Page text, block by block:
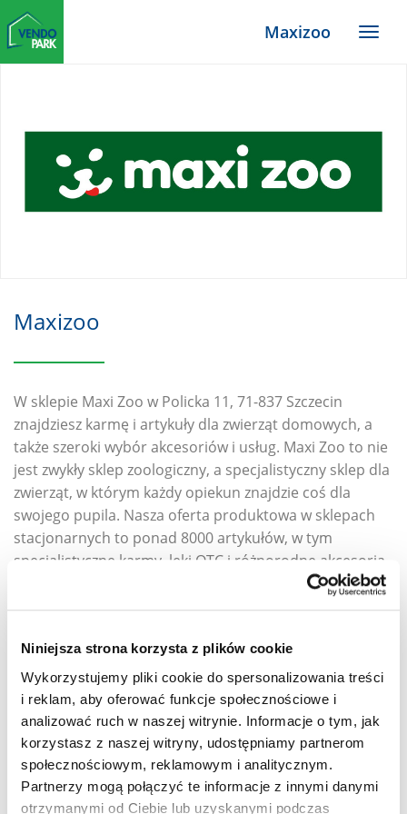
Niniejsza strona korzysta z plików cookie
Wykorzystujemy pliki cookie do spersonalizowania treści
i reklam, aby oferować funkcje społecznościowe i
analizować ruch w naszej witrynie. Informacje o tym, jak
korzystasz z naszej witryny, udostępniamy partnerom
społecznościowym, reklamowym i analitycznym.
Partnerzy mogą połączyć te informacje z innymi danymi
otrzymanymi od Ciebie lub uzyskanymi podczas
Zum
Haupt-
Inhalt
Menü
Maxizoo
Maxizoo
W sklepie Maxi Zoo w Policka 11, 71-837 Szczecin
znajdziesz karmę i artykuły dla zwierząt domowych, a
także szeroki wybór akcesoriów i usług. Maxi Zoo to nie
jest zwykły sklep zoologiczny, a specjalistyczny sklep dla
zwierząt, w którym każdy opiekun znajdzie coś dla
swojego pupila. Nasza oferta produktowa w sklepach
stacjonarnych to ponad 8000 artykułów, w tym
specjalistyczne karmy, leki OTC i różnorodne akcesoria
dla zwierząt. Zespół wykwalifikowanych pracowników
Maxi Zoo zawsze służy profesjonalną pomocą i
naszym sklepie internetowym i aplikacji Maxi Zoo.
Podkreślamy, że nie prowadzimy sprzedaży zwierząt,
ponieważ ograniczona powierzchnia sklepów nie
zapewnia im wystarczającego komfortu. Zachęcamy za
to do zakupów w towarzystwie czworonożnych
przyjaciół. Wprowadzamy regularne promocje i stały
5% rabat Friends dostępny dla wszystkich